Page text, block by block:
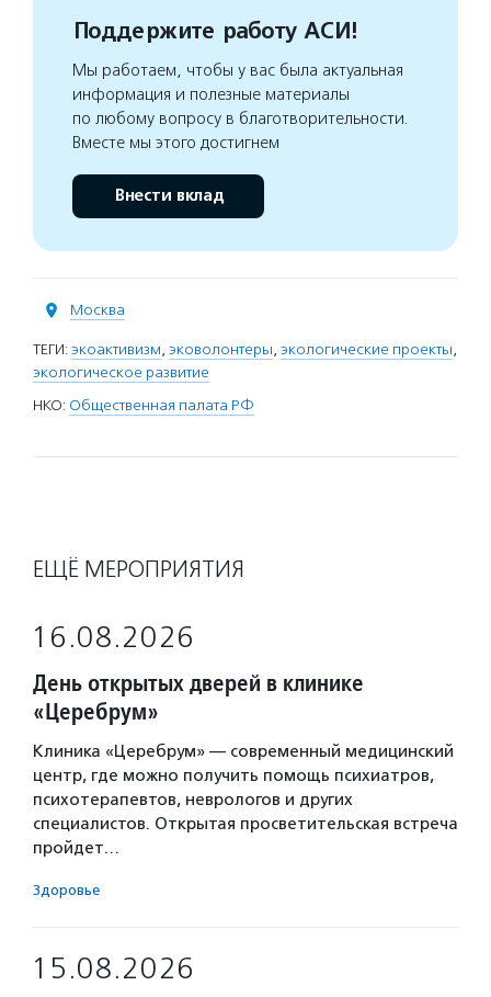
Поддержите работу АСИ!
Мы работаем, чтобы у вас была актуальная
информация и полезные материалы
по любому вопросу в благотворительности.
Вместе мы этого достигнем
Внести вклад
Москва
ТЕГИ: экоактивизм, эковолонтеры, экологические проекты,
экологическое развитие
НКО: Общественная палата РФ
ЕЩЁ МЕРОПРИЯТИЯ
16.08.2026
День открытых дверей в клинике
«Церебрум»
Клиника «Церебрум» — современный медицинский
центр, где можно получить помощь психиатров,
психотерапевтов, неврологов и других
специалистов. Открытая просветительская встреча
пройдет…
Здоровье
15.08.2026